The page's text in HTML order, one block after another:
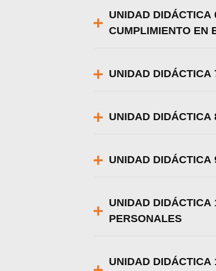
UNIDAD DIDÁCTICA
CUMPLIMIENTO EN
UNIDAD
UNIDAD DIDÁCTICA
UNIDAD DIDÁCTICA
UNIDAD DIDÁCTICA
PERSONALES
UNIDAD DIDÁCTICA